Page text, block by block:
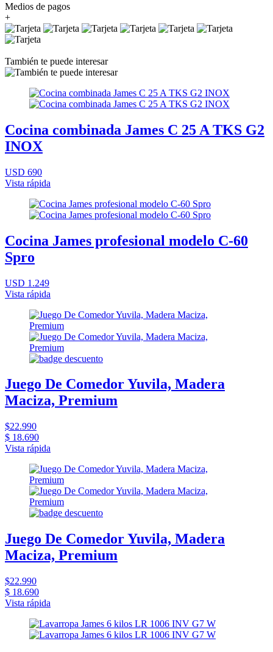
Medios de pagos
+
También te puede interesar
Cocina combinada James C 25 A TKS G2
INOX
USD 690
Vista rápida
Cocina James profesional modelo C-60
Spro
USD 1.249
Vista rápida
Juego De Comedor Yuvila, Madera
Maciza, Premium
$22.990
$ 18.690
Vista rápida
Juego De Comedor Yuvila, Madera
Maciza, Premium
$22.990
$ 18.690
Vista rápida